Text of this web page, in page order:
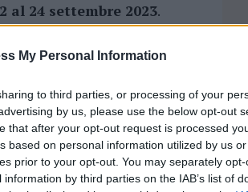
My Personal Information
to third parties, or processing of your
by us, please use the below opt-out
that after your opt-out request is processed
based on personal information utilized by us
prior to your opt-out. You may separately
by third parties on the IAB’s list of
al 24 settembre 2023.
volte alla
gli esperti e forme di
approfondire le
gestione dei rifiuti e al
della tutela ambientale e